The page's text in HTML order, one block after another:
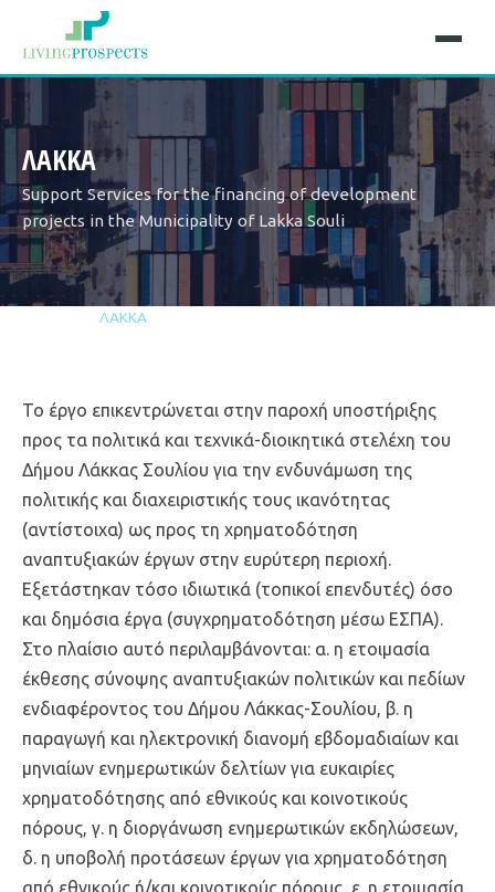
ΛΑΚΚΑ
Support Services for the financing of development
projects in the Municipality of Lakka Souli
ΛΑΚΚΑ
Το έργο επικεντρώνεται στην παροχή υποστήριξης
προς τα πολιτικά και τεχνικά-διοικητικά στελέχη του
Δήμου Λάκκας Σουλίου για την ενδυνάμωση της
πολιτικής και διαχειριστικής τους ικανότητας
(αντίστοιχα) ως προς τη χρηματοδότηση
αναπτυξιακών έργων στην ευρύτερη περιοχή.
Εξετάστηκαν τόσο ιδιωτικά (τοπικοί επενδυτές) όσο
και δημόσια έργα (συγχρηματοδότηση μέσω ΕΣΠΑ).
Στο πλαίσιο αυτό περιλαμβάνονται: α. η ετοιμασία
έκθεσης σύνοψης αναπτυξιακών πολιτικών και πεδίων
ενδιαφέροντος του Δήμου Λάκκας-Σουλίου, β. η
παραγωγή και ηλεκτρονική διανομή εβδομαδιαίων και
μηνιαίων ενημερωτικών δελτίων για ευκαιρίες
χρηματοδότησης από εθνικούς και κοινοτικούς
πόρους, γ. η διοργάνωση ενημερωτικών εκδηλώσεων,
δ. η υποβολή προτάσεων έργων για χρηματοδότηση
από εθνικούς ή/και κοινοτικούς πόρους, ε. η ετοιμασία